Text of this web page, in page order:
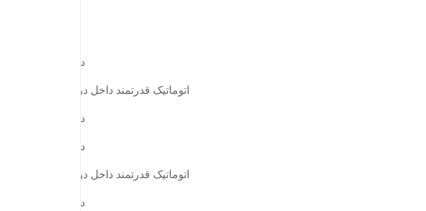
دارد
اتوماتیک قدرتمند داخل درب
دارد
دارد
اتوماتیک قدرتمند داخل درب
دارد